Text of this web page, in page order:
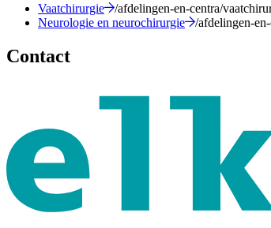
Vaatchirurgie
/afdelingen-en-centra/
Neurologie en neurochirurgie
/afdelingen-
Contact